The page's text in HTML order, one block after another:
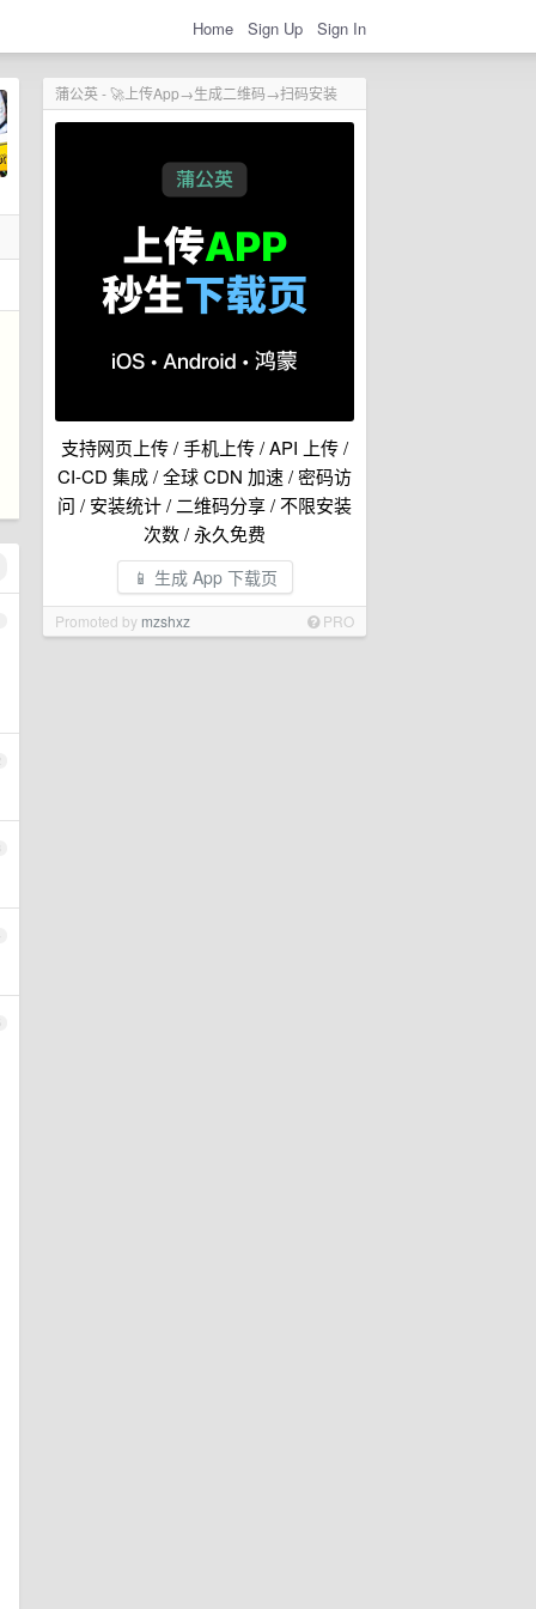
Home Sign Up Sign In
蒲公英 - 🚀上传App→生成二维码→扫码安装
支持网页上传 / 手机上传 / API 上传 /
CI-CD 集成 / 全球 CDN 加速 / 密码访
问 / 安装统计 / 二维码分享 / 不限安装
次数 / 永久免费
📱 生成 App 下载页
Promoted by mzshxz PRO